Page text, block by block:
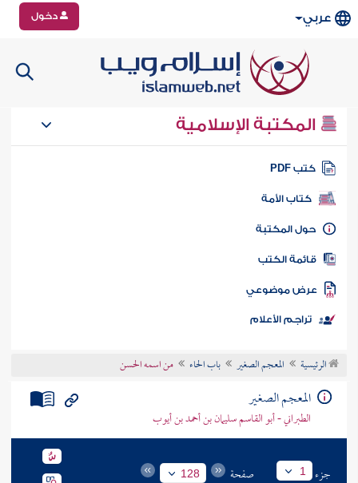
عربي دخول
المكتبة الإسلامية
كتب PDF
كتاب الأمة
المكتبة
الكتب
موضوعي
تراجم الأعلام
الرئيسية المعجم الصغير باب الحاء من اسمه الحسن
المعجم الصغير
الطبراني - أبو القاسم سليمان بن أحمد بن أيوب
جزء 1 صفحة 128